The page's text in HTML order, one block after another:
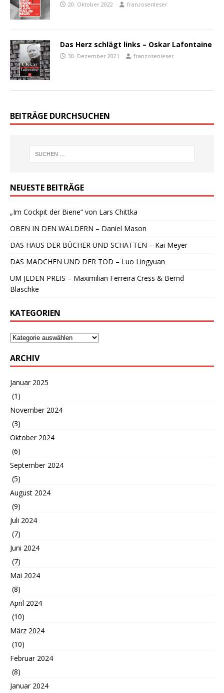
20. Oktober 2022 franzosenleser
Das Herz schlägt links – Oskar Lafontaine
30. Dezember 2021 franzosenleser
BEITRÄGE DURCHSUCHEN
NEUESTE BEITRÄGE
„Im Cockpit der Biene“ von Lars Chittka
OBEN IN DEN WÄLDERN – Daniel Mason
DAS HAUS DER BÜCHER UND SCHATTEN – Kai Meyer
DAS MÄDCHEN UND DER TOD – Luo Lingyuan
UM JEDEN PREIS – Maximilian Ferreira Cress & Bernd
Blaschke
KATEGORIEN
ARCHIV
Januar 2025
(1)
November 2024
(3)
Oktober 2024
(6)
September 2024
(5)
August 2024
(9)
Juli 2024
(7)
Juni 2024
(7)
Mai 2024
(8)
April 2024
(10)
März 2024
(10)
Februar 2024
(8)
Januar 2024